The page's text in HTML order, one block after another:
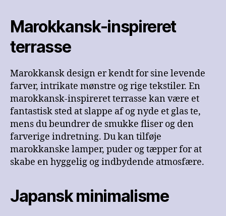
Marokkansk-inspireret
terrasse
Marokkansk design er kendt for sine levende
farver, intrikate mønstre og rige tekstiler. En
marokkansk-inspireret terrasse kan være et
fantastisk sted at slappe af og nyde et glas te,
mens du beundrer de smukke fliser og den
farverige indretning. Du kan tilføje
marokkanske lamper, puder og tæpper for at
skabe en hyggelig og indbydende atmosfære.
Japansk minimalisme